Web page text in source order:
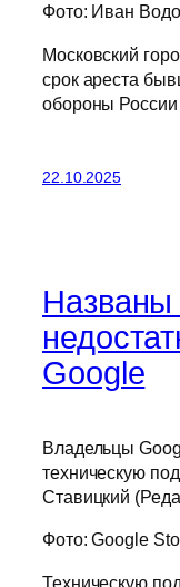
Фото: Иван
Московский
срок ареста
обороны
22.10.2025
Названы
Google
Владельцы
техническую
Ставицкий
Фото: Google
Техническую